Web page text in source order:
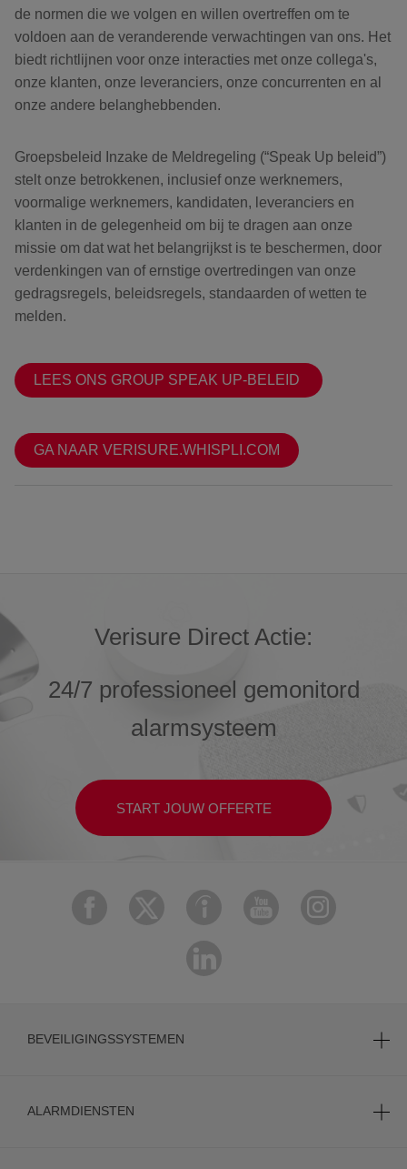
de normen die we volgen en willen overtreffen om te
voldoen aan de veranderende verwachtingen van ons. Het
biedt richtlijnen voor onze interacties met onze collega's,
onze klanten, onze leveranciers, onze concurrenten en al
onze andere belanghebbenden.
Groepsbeleid Inzake de Meldregeling (“Speak Up beleid”)
stelt onze betrokkenen, inclusief onze werknemers,
voormalige werknemers, kandidaten, leveranciers en
klanten in de gelegenheid om bij te dragen aan onze
missie om dat wat het belangrijkst is te beschermen, door
verdenkingen van of ernstige overtredingen van onze
gedragsregels, beleidsregels, standaarden of wetten te
melden.
LEES ONS GROUP SPEAK UP-BELEID
GA NAAR VERISURE.WHISPLI.COM
Verisure Direct Actie:
24/7 professioneel gemonitord
alarmsysteem
START JOUW OFFERTE
BEVEILIGINGSSYSTEMEN
ALARMDIENSTEN